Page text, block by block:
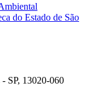
do Estado de São
SP, 13020-060